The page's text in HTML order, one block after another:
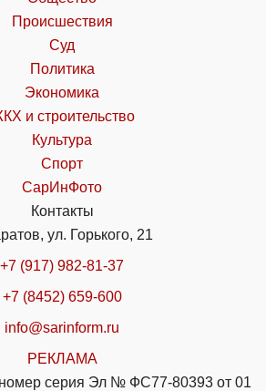
Происшествия
Суд
Политика
Экономика
и строительство
Культура
Спорт
СарИнФото
Контакты
ул. Горького, 21
+7 (917) 982-81-37
+7 (8452) 659-600
info@sarinform.ru
РЕКЛАМА
серия Эл № ФС77-80393 от 01